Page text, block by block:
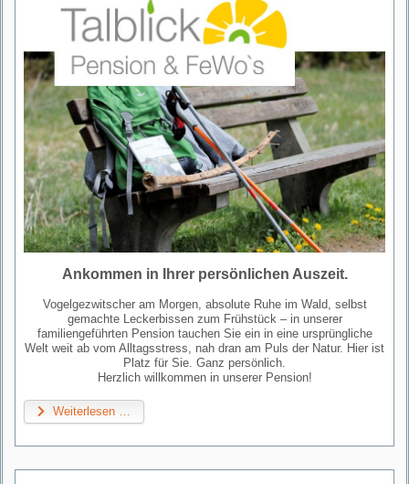
Ankommen in Ihrer persönlichen Auszeit.
Vogelgezwitscher am Morgen, absolute Ruhe im Wald, selbst
gemachte Leckerbissen zum Frühstück – in unserer
familiengeführten Pension tauchen Sie ein in eine ursprüngliche
Welt weit ab vom Alltagsstress, nah dran am Puls der Natur. Hier ist
Platz für Sie. Ganz persönlich.
Herzlich willkommen in unserer Pension!
Weiterlesen …